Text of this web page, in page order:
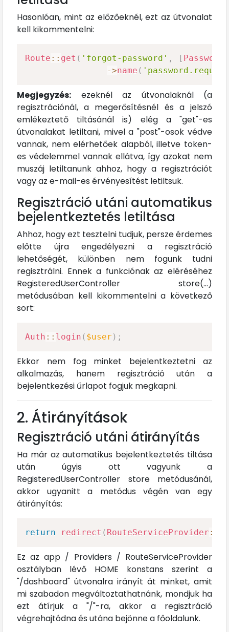
Hasonlóan, mint az előzőeknél, ezt az útvonalat
kell kikommentelni:
Route :: get ( 'forgot-password' , [
->name (
Megjegyzés: ezeknél az útvonalaknál (a
regisztrációnál, a megerősítésnél és a jelszó
emlékeztető tiltásánál is) elég a "get"-es
útvonalakat letiltani, mivel a "post"-osok védve
vannak, nem elérhetőek alapból, illetve token-
es védelemmel vannak ellátva, így azokat nem
muszáj letiltanunk ahhoz, hogy a regisztrációt
vagy az e-mail-es érvényesítést letiltsuk.
Regisztráció utáni automatikus
bejelentkeztetés letiltása
Ahhoz, hogy ezt tesztelni tudjuk, persze érdemes
előtte újra engedélyezni a regisztráció
lehetőségét, különben nem fogunk tudni
regisztrálni. Ennek a funkciónak az eléréséhez
RegisteredUserController store(...)
metódusában kell kikommentelni a következő
sort:
Auth :: login ( $user ) ;
Ekkor nem fog minket bejelentkeztetni az
alkalmazás, hanem regisztráció után a
bejelentkezési űrlapot fogjuk megkapni.
2. Átirányítások
Regisztráció utáni átirányítás
Ha már az automatikus bejelentkeztetés tiltása
után úgyis ott vagyunk a
RegisteredUserController store metódusánál,
akkor ugyanitt a metódus végén van egy
átirányítás:
return redirect ( RouteServiceProvider ::
Ez az app / Providers / RouteServiceProvider
osztályban lévő HOME konstans szerint a
"/dashboard" útvonalra irányít át minket, amit
mi szabadon megváltoztathatnánk, mondjuk ha
ezt átírjuk a "/"-ra, akkor a regisztráció
végrehajtódna és utána bejönne a főoldalunk.